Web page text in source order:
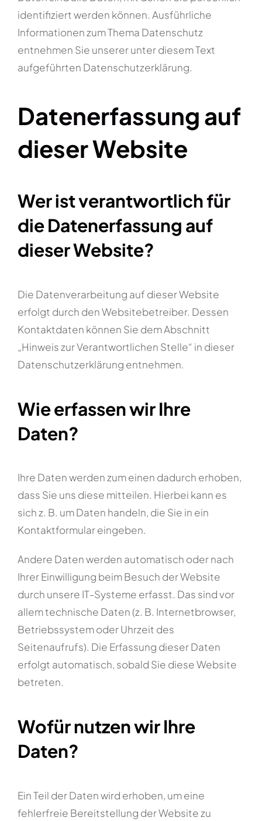
identifiziert werden können. Ausführliche
Informationen zum Thema Datenschutz
entnehmen Sie unserer unter diesem Text
aufgeführten Datenschutzerklärung.
Datenerfassung auf
dieser Website
Wer ist verantwortlich für
die Datenerfassung auf
dieser Website?
Die Datenverarbeitung auf dieser Website
erfolgt durch den Websitebetreiber. Dessen
Kontaktdaten können Sie dem Abschnitt
„Hinweis zur Verantwortlichen Stelle“ in dieser
Datenschutzerklärung entnehmen.
Wie erfassen wir Ihre
Daten?
Ihre Daten werden zum einen dadurch erhoben,
dass Sie uns diese mitteilen. Hierbei kann es
sich z. B. um Daten handeln, die Sie in ein
Kontaktformular eingeben.
Andere Daten werden automatisch oder nach
Ihrer Einwilligung beim Besuch der Website
durch unsere IT-Systeme erfasst. Das sind vor
allem technische Daten (z. B. Internetbrowser,
Betriebssystem oder Uhrzeit des
Seitenaufrufs). Die Erfassung dieser Daten
erfolgt automatisch, sobald Sie diese Website
betreten.
Wofür nutzen wir Ihre
Daten?
Ein Teil der Daten wird erhoben, um eine
fehlerfreie Bereitstellung der Website zu